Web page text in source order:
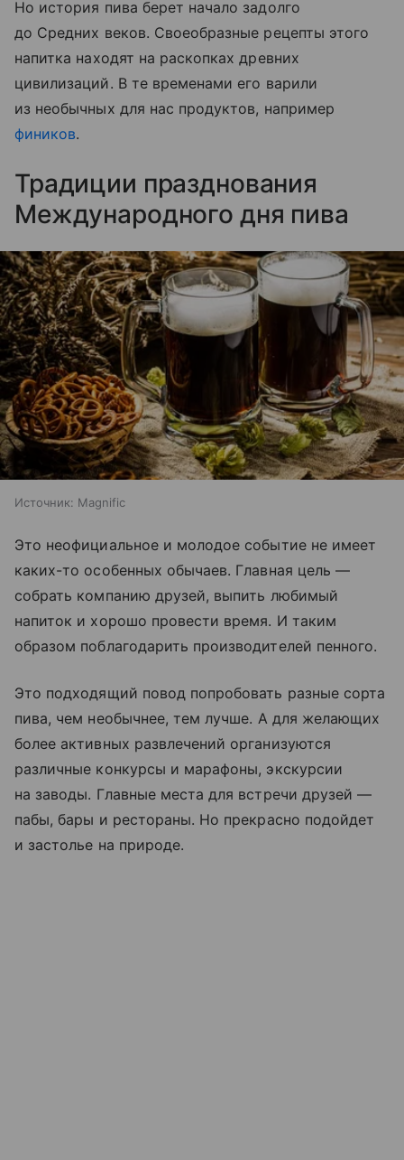
Но история пива берет начало задолго
до Средних веков. Своеобразные рецепты этого
напитка находят на раскопках древних
цивилизаций. В те временами его варили
из необычных для нас продуктов, например
фиников.
Традиции празднования
Международного дня пива
Источник: Magnific
Это неофициальное и молодое событие не имеет
каких-то особенных обычаев. Главная цель —
собрать компанию друзей, выпить любимый
напиток и хорошо провести время. И таким
образом поблагодарить производителей пенного.
Это подходящий повод попробовать разные сорта
пива, чем необычнее, тем лучше. А для желающих
более активных развлечений организуются
различные конкурсы и марафоны, экскурсии
на заводы. Главные места для встречи друзей —
пабы, бары и рестораны. Но прекрасно подойдет
и застолье на природе.